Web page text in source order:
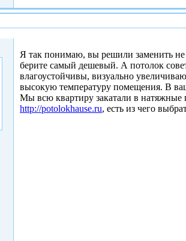
Я так понимаю, вы решили заменить не
берите самый дешевый. А потолок
влагоустойчивы, визуально
высокую температуру помещения. В
Мы всю квартиру закатали в натяжные
http://potolokhause.ru, есть из чего